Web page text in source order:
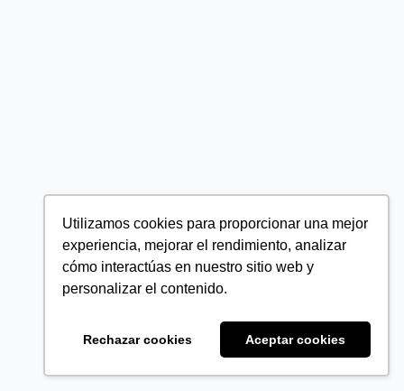
Utilizamos cookies para proporcionar una mejor
experiencia, mejorar el rendimiento, analizar
cómo interactúas en nuestro sitio web y
personalizar el contenido.
Rechazar cookies Aceptar cookies